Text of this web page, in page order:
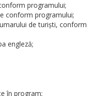
programului;
conform programului;
de turiști, conform
engleză;
în program;